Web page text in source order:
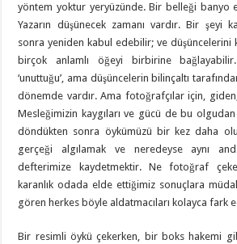
yöntem yoktur yeryüzünde. Bir belleği banyo
Yazarın düşünecek zamanı vardır. Bir şeyi
sonra yeniden kabul edebilir; ve düşüncelerini
birçok anlamlı öğeyi birbirine
‘unuttuğu’, ama düşüncelerin bilinçaltı
dönemde vardır. Ama fotoğrafçılar için,
Mesleğimizin kaygıları ve gücü de bu
döndükten sonra öykümüzü bir kez daha
gerçeği algılamak ve neredeyse aynı
defterimize kaydetmektir. Ne fotoğraf
karanlık odada elde ettiğimiz sonuçlara
gören herkes böyle aldatmacıları kolayca fark
Bir resimli öykü çekerken, bir boks hakemi